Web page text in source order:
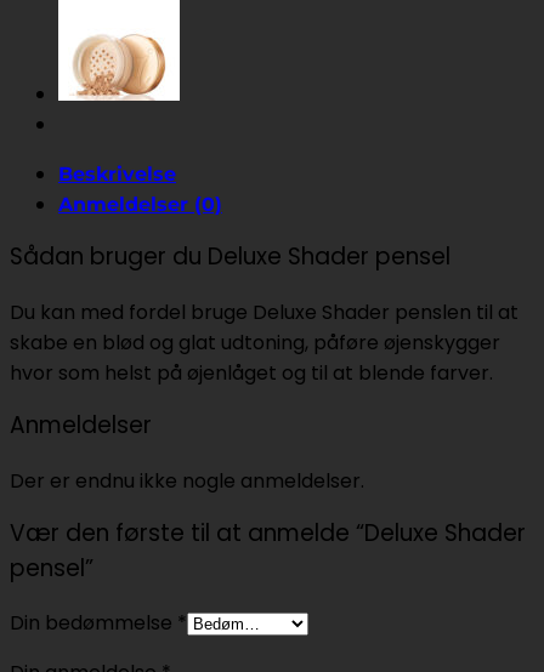
Beskrivelse
Anmeldelser (0)
Sådan bruger du Deluxe Shader pensel
Du kan med fordel bruge Deluxe Shader penslen til at
skabe en blød og glat udtoning, påføre øjenskygger
hvor som helst på øjenlåget og til at blende farver.
Anmeldelser
Der er endnu ikke nogle anmeldelser.
Vær den første til at anmelde “Deluxe Shader
pensel”
Din bedømmelse *